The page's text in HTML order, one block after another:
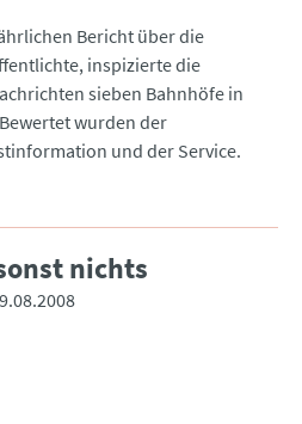
Bericht über die
inspizierte die
sieben Bahnhöfe in
wurden der
und der Service.
nichts